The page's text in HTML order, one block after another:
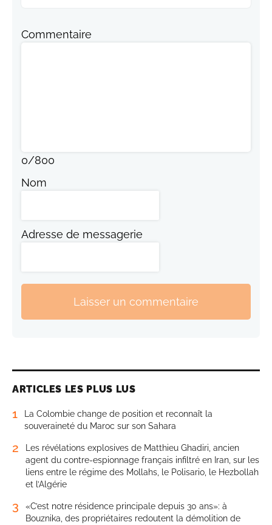
Commentaire
0/800
Nom
Adresse de messagerie
Laisser un commentaire
ARTICLES LES PLUS LUS
1
La Colombie change de position et reconnaît la
souveraineté du Maroc sur son Sahara
2
Les révélations explosives de Matthieu Ghadiri, ancien
agent du contre-espionnage français infiltré en Iran, sur les
liens entre le régime des Mollahs, le Polisario, le Hezbollah
et l’Algérie
3
«C’est notre résidence principale depuis 30 ans»: à
Bouznika, des propriétaires redoutent la démolition de